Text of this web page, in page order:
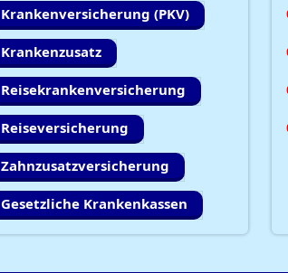
Krankenversicherung (PKV)
Krankenzusatz
Reisekrankenversicherung
Reiseversicherung
Zahnzusatzversicherung
Gesetzliche Krankenkassen